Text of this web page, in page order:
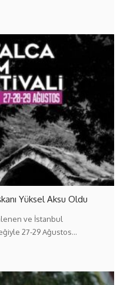
Yüksel Aksu Oldu
ve İstanbul
27-29 Ağustos…